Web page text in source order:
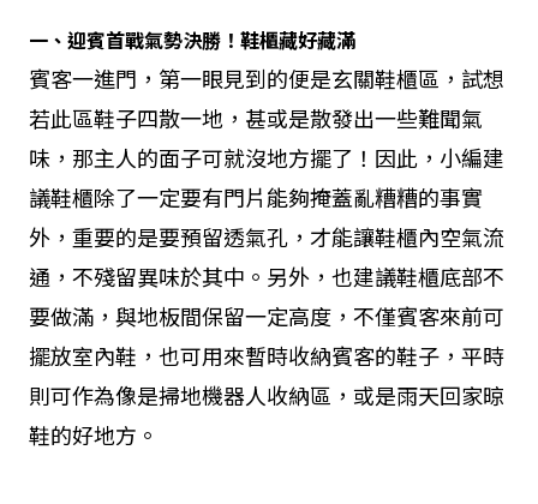
一、迎賓首戰氣勢決勝！鞋櫃藏好藏滿
賓客一進門，第一眼見到的便是玄關鞋櫃區，試想
若此區鞋子四散一地，甚或是散發出一些難聞氣
味，那主人的面子可就沒地方擺了！因此，小編建
議鞋櫃除了一定要有門片能夠掩蓋亂糟糟的事實
外，重要的是要預留透氣孔，才能讓鞋櫃內空氣流
通，不殘留異味於其中。另外，也建議鞋櫃底部不
要做滿，與地板間保留一定高度，不僅賓客來前可
擺放室內鞋，也可用來暫時收納賓客的鞋子，平時
則可作為像是掃地機器人收納區，或是雨天回家晾
鞋的好地方。